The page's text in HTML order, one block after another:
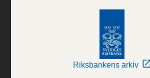
Riksbankens arkiv